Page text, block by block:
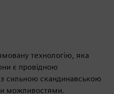
технологію, яка
є провідною
сильною скандинавською
можливостями.